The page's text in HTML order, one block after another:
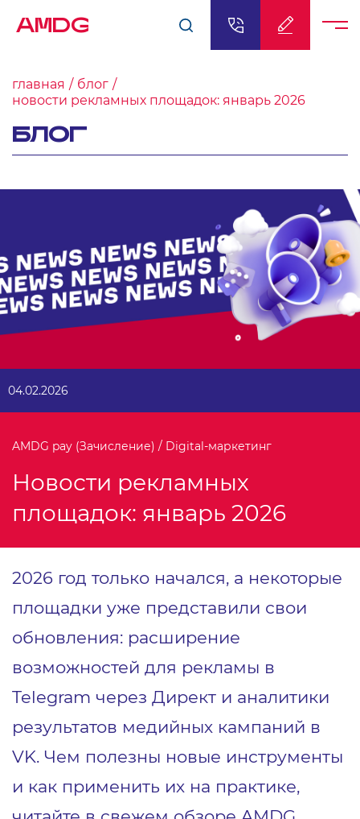
AMDG
главная
блог
новости рекламных площадок: январь 2026
БЛОГ
04.02.2026
AMDG pay (Зачисление) / Digital-маркетинг
Новости рекламных
площадок: январь 2026
2026 год только начался, а некоторые
площадки уже представили свои
обновления: расширение
возможностей для рекламы в
Telegram через Директ и аналитики
результатов медийных кампаний в
VK. Чем полезны новые инструменты
и как применить их на практике,